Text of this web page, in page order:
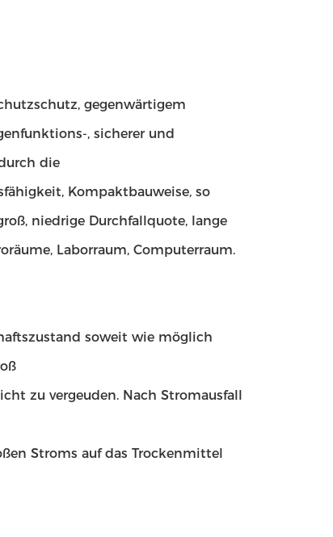
gegenwärtigem
, sicherer und
die
Kompaktbauweise, so
niedrige Durchfallquote, lange
Laborraum, Computerraum.
soweit wie möglich
zu vergeuden. Nach Stromausfall
Stroms auf das Trockenmittel